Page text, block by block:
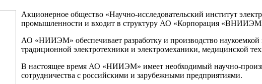
Акционерное общество «Научно-исследовательский институт
промышленности и входит в структуру АО «Корпорация
АО «НИИЭМ» обеспечивает разработку и производство
традиционной электротехники и электромеханики, медицинской
В настоящее время АО «НИИЭМ» имеет необходимый научно-
сотрудничества с российскими и зарубежными предприятиями.